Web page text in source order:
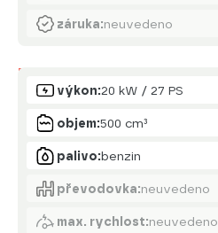
záruka:neuvedeno
Motor
výkon:20 kW / 27 PS
objem:500 cm³
palivo:benzin
převodovka:neuvedeno
max. rychlost:neuvedeno